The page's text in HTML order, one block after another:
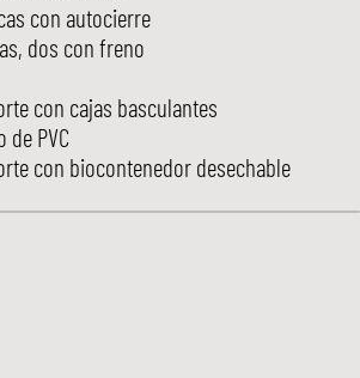
con autocierre
dos con freno
con cajas basculantes
de PVC
con biocontenedor desechable